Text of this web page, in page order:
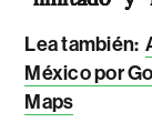
Lea también:
México por
Maps